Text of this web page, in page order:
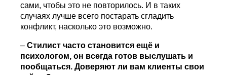
сами, чтобы это не повторилось. И в таких
случаях лучше всего постарать сгладить
конфликт, насколько это возможно.
–Стилист часто становится ещё и
психологом, он всегда готов выслушать и
пообщаться. Доверяют ли вам клиенты свои